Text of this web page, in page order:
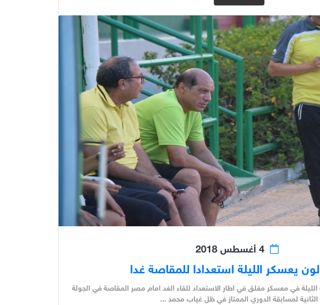
يعسكر الليلة استعدادا للمقاصة غدا
في معسكر مغلق في اطار الاستعداد للقاء الغد امام مصر المقاصة في الجولة
الثانية لمسابقة الدوري الممتاز في ظل غياب محمد ...